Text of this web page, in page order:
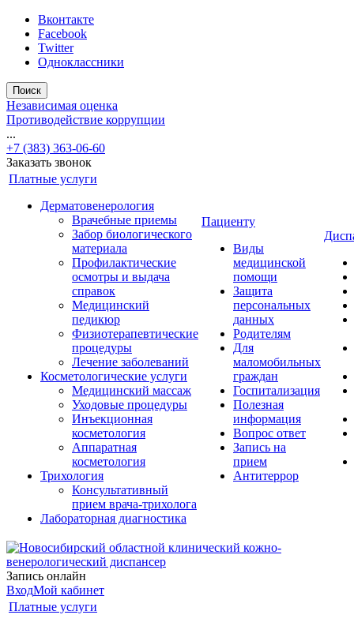
Вконтакте
Facebook
Twitter
Одноклассники
Поиск
Независимая оценка
Противодействие коррупции
...
+7 (383) 363-06-60
Заказать звонок
Платные услуги
Дерматовенерология
Врачебные приемы
Забор биологического
материала
Профилактические
осмотры и выдача
справок
Медицинский
педикюр
Физиотерапевтические
процедуры
Лечение заболеваний
Косметологические услуги
Медицинский массаж
Уходовые процедуры
Инъекционная
косметология
Аппаратная
косметология
Трихология
Консультативный
прием врача-трихолога
Лабораторная диагностика
Пациенту
Виды
медицинской
помощи
Защита
персональных
данных
Родителям
Для
маломобильных
граждан
Госпитализация
Полезная
информация
Вопрос ответ
Запись на
прием
Антитеррор
Запись онлайн
ВходМой кабинет
Платные услуги